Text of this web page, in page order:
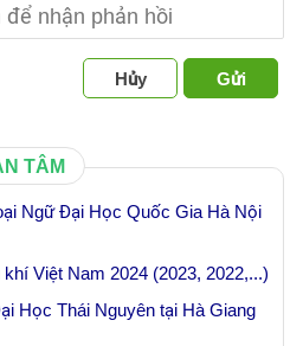
Hủy Gửi
TÂM
Ngữ Đại Học Quốc Gia Hà Nội
Việt Nam 2024 (2023, 2022,...)
Học Thái Nguyên tại Hà Giang